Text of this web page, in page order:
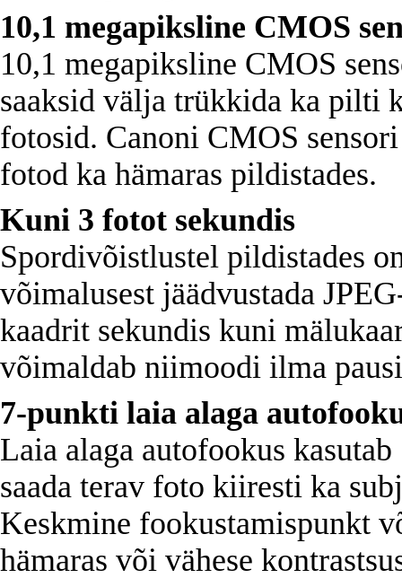
10,1 megapiksline CMOS
10,1 megapiksline CMOS
saaksid välja trükkida ka pilti
fotosid. Canoni CMOS
fotod ka hämaras pildistades.
Kuni 3 fotot sekundis
Spordivõistlustel pildistades
võimalusest jäädvustada
kaadrit sekundis kuni
võimaldab niimoodi ilma
7-punkti laia alaga
Laia alaga autofookus
saada terav foto kiiresti ka
Keskmine fookustamispunkt
hämaras või vähese